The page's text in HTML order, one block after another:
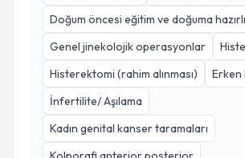
Doğum öncesi eğitim ve doğuma
Genel jinekolojik operasyonlar
Histerektomi (rahim alınması)
Erken
İnfertilite/ Aşılama
Kadın genital kanser taramaları